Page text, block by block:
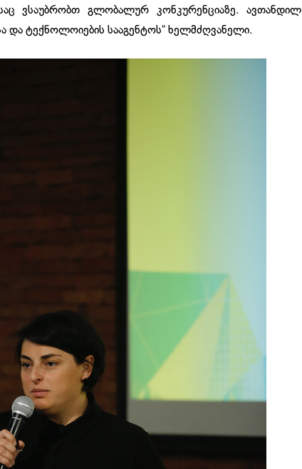
ვსაუბრობთ გლობალურ კონკურენციაზე. ავთანდილ
და ტექნოლოიების სააგენტოს” ხელმძღვანელი.